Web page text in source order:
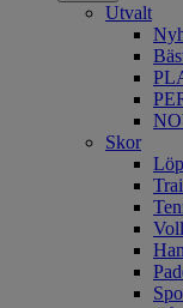
Utvalt
Skor